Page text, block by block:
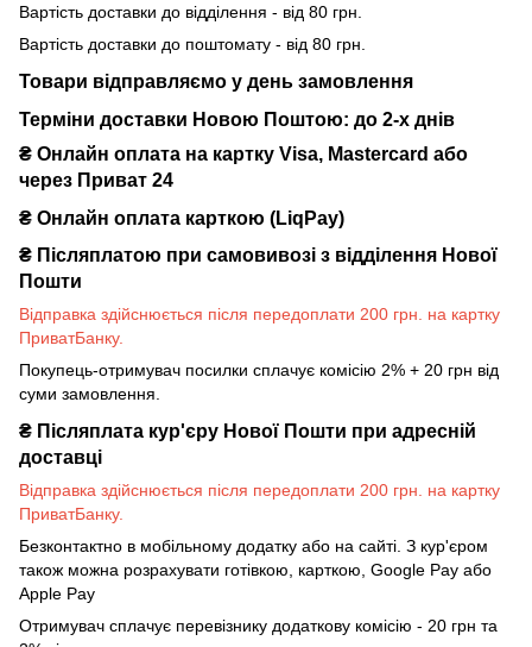
Вартість доставки до відділення - від 80 грн.
Вартість доставки до поштомату - від 80 грн.
Товари відправляємо у день замовлення
Терміни доставки Новою Поштою: до 2-х днів
₴ Онлайн оплата на картку Visa, Mastercard або
через Приват 24
₴ Онлайн оплата карткою (LiqPay)
₴ Післяплатою при самовивозі з відділення Нової
Пошти
Відправка здійснюється після передоплати 200 грн. на картку
ПриватБанку.
Покупець-отримувач посилки сплачує комісію 2% + 20 грн від
суми замовлення.
₴ Післяплата кур'єру Нової Пошти при адресній
доставці
Відправка здійснюється після передоплати 200 грн. на картку
ПриватБанку.
Безконтактно в мобільному додатку або на сайті. З кур'єром
також можна розрахувати готівкою, карткою, Google Pay або
Apple Pay
Отримувач сплачує перевізнику додаткову комісію - 20 грн та